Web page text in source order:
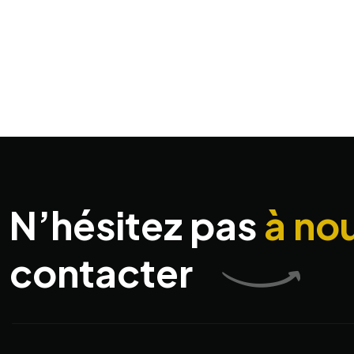
N’hésitez pasà
contacter